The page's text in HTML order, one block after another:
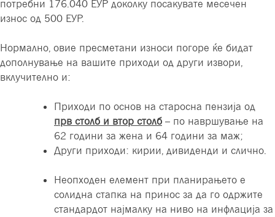
потребни 176.040 ЕУР доколку посакувате месечен
износ од 500 ЕУР.
Нормално, овие пресметани износи погоре ќе бидат
дополнување на вашите приходи од други извори,
вклучително и:
Приходи по основ на старосна пензија од
прв столб и втор столб – по навршување на
62 години за жена и 64 години за маж;
Други приходи: кирии, дивиденди и слично.
Неопходен елемент при планирањето е
солидна стапка на принос за да го одржите
стандардот најмалку на ниво на инфлација за